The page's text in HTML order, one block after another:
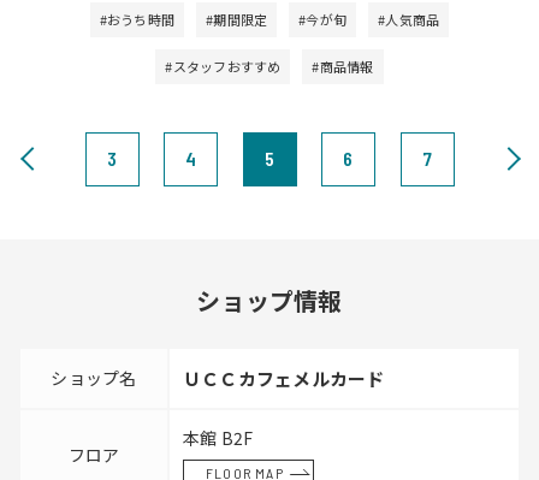
#おうち時間 #期間限定 #今が旬 #人気商品
#スタッフおすすめ #商品情報
3 4 5 6 7
ショップ情報
ショップ名 ＵＣＣカフェメルカード
フロア
本館 B2F
FLOOR MAP